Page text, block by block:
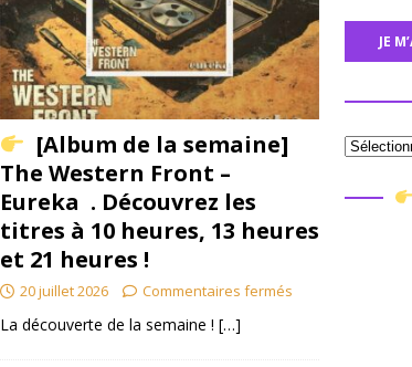
[Album de la semaine]
The Western Front –
Eureka . Découvrez les
titres à 10 heures, 13 heures
et 21 heures !
20 juillet 2026 Commentaires fermés
La découverte de la semaine ! […]